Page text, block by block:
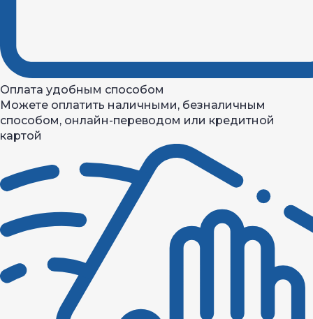
Оплата удобным способом
Можете оплатить наличными, безналичным
способом, онлайн-переводом или кредитной
картой